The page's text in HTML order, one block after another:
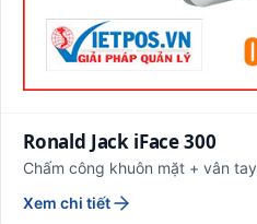
Ronald Jack iFace 300
Chấm công khuôn mặt + vân tay
Xem chi tiết